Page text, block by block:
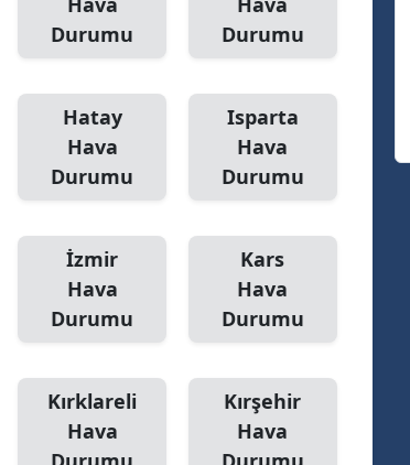
Bayburt
Batman
Şırnak
Durumu
Durumu
Hatay
Hava
Durumu
Isparta
Hava
Durumu
İzmir
Hava
Durumu
Kars
Hava
Durumu
Kırklareli
Hava
Kırşehir
Hava